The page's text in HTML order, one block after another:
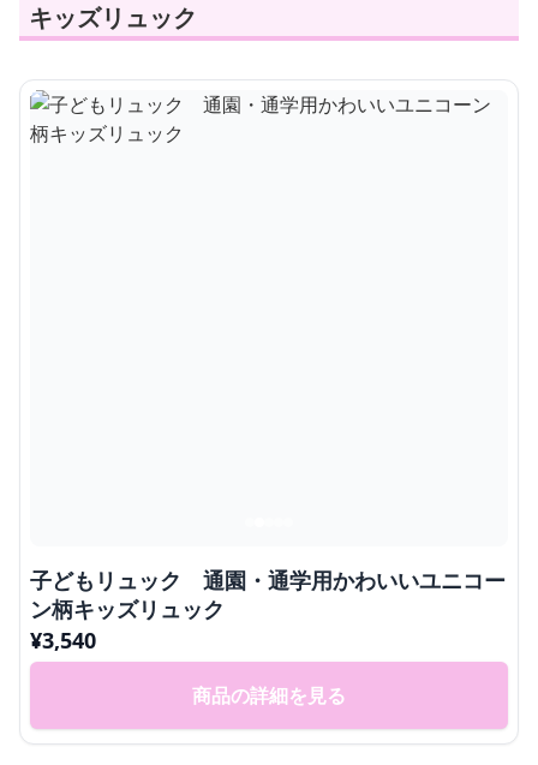
キッズリュック
子どもリュック 通園・通学用かわいいユニコー
ン柄キッズリュック
¥3,540
商品の詳細を見る